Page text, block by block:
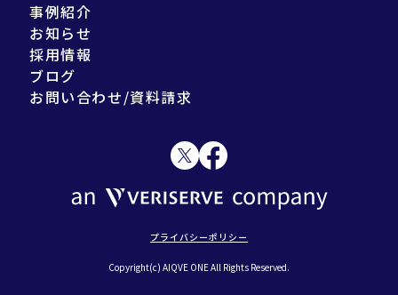
事例紹介
お知らせ
採用情報
ブログ
お問い合わせ/資料請求
プライバシーポリシー
Copyright(c) AIQVE ONE All Rights Reserved.